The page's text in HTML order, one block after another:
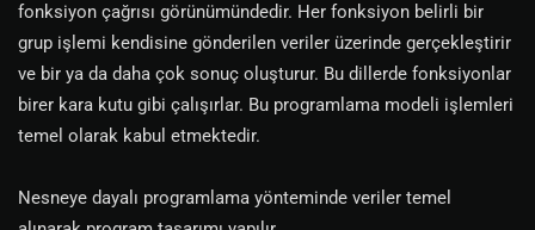
fonksiyon çağrısı görünümündedir. Her fonksiyon belirli bir
grup işlemi kendisine gönderilen veriler üzerinde gerçekleştirir
ve bir ya da daha çok sonuç oluşturur. Bu dillerde fonksiyonlar
birer kara kutu gibi çalışırlar. Bu programlama modeli işlemleri
temel olarak kabul etmektedir.
Nesneye dayalı programlama yönteminde veriler temel